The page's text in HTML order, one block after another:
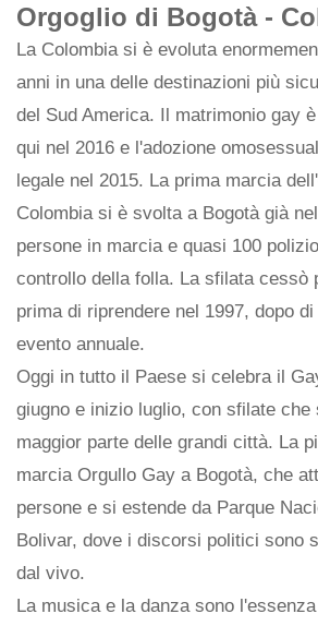
Orgoglio di Bogotà -
La Colombia si è evoluta
anni in una delle destinazioni più
del Sud America. Il matrimonio gay
qui nel 2016 e l'adozione
legale nel 2015. La prima marcia
Colombia si è svolta a Bogotà già
persone in marcia e quasi 100
controllo della folla. La sfilata cessò
prima di riprendere nel 1997, dopo
evento annuale.
Oggi in tutto il Paese si celebra il
giugno e inizio luglio, con sfilate che
maggior parte delle grandi città. La
marcia Orgullo Gay a Bogotà, che
persone e si estende da Parque
Bolivar, dove i discorsi politici sono
dal vivo.
La musica e la danza sono